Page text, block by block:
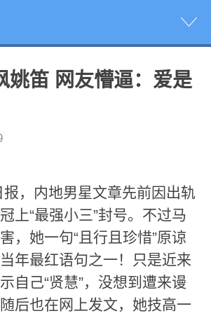
姚笛 网友懵逼：爱是
内地男星文章先前因出轨
上“最强小三”封号。不过马
，她一句“且行且珍惜”原谅
年最红语句之一！只是近来
自己“贤慧”，没想到遭来谩
后也在网上发文，她技高一